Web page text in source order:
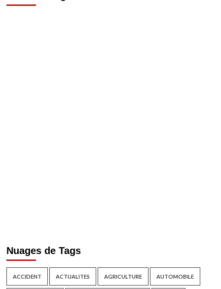
Nuages de Tags
ACCIDENT ACTUALITES AGRICULTURE AUTOMOBILE